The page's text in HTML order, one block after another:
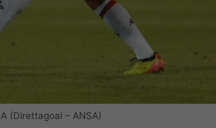
(Direttagoal – ANSA)